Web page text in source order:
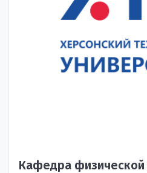
Кафедра физической